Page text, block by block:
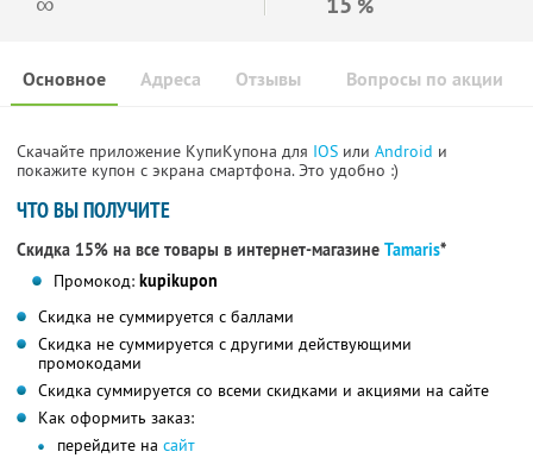
%
Основное Отзывы Вопросы по акции
Адреса
Скачайте приложение КупиКупона для IOS или Android и
покажите купон с экрана смартфона. Это удобно :)
ЧТО ВЫ ПОЛУЧИТЕ
Скидка 15% на все товары в интернет-магазине Tamaris*
Промокод: kupikupon
Скидка не суммируется с баллами
Скидка не суммируется с другими действующими
промокодами
Скидка суммируется со всеми скидками и акциями на сайте
Как оформить заказ:
перейдите на сайт